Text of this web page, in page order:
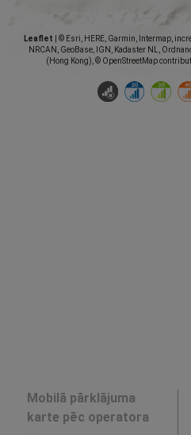
Leaflet
© Esri, HERE, Garmin, Intermap,
NRCAN, GeoBase, IGN, Kadaster NL,
(Hong Kong), © OpenStreetMap
Mobilā pārklājuma
karte pēc operatora